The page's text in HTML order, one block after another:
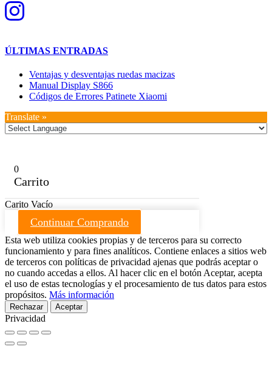
ÚLTIMAS ENTRADAS
Ventajas y desventajas ruedas macizas
Manual Display S866
Códigos de Errores Patinete Xiaomi
Translate »
0
Carrito
Carito Vacío
Continuar Comprando
Esta web utiliza cookies propias y de terceros para su correcto
funcionamiento y para fines analíticos. Contiene enlaces a sitios web
de terceros con políticas de privacidad ajenas que podrás aceptar o
no cuando accedas a ellos. Al hacer clic en el botón Aceptar, acepta
el uso de estas tecnologías y el procesamiento de tus datos para estos
propósitos. Más información
Rechazar Aceptar
Privacidad